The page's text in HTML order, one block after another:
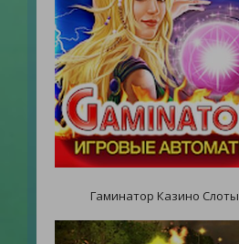
Гаминатор Казино Слоты